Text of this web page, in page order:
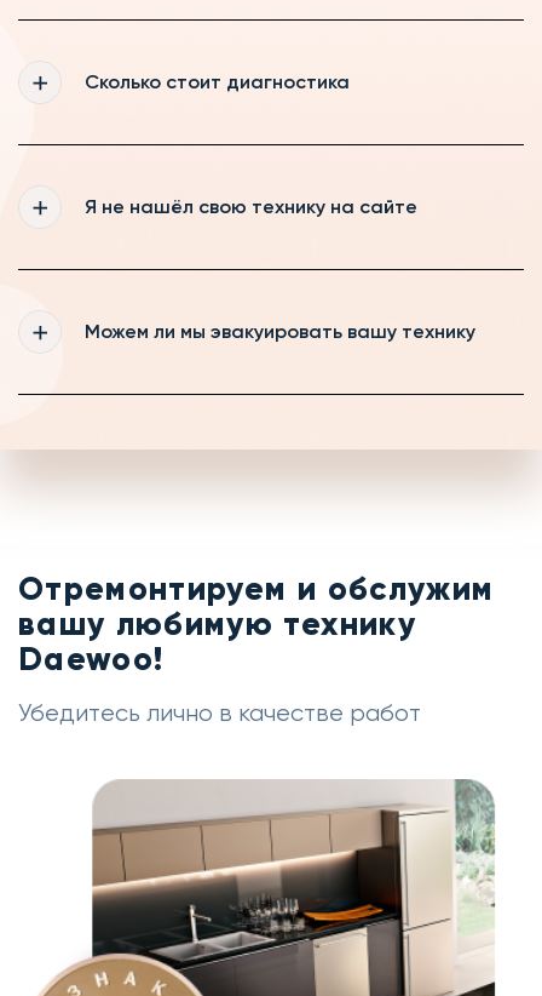
клиентам и пенсионерам
Сколько стоит диагностика
диагностика для Вас будет бесплатной,
если же вы будете забирать технику, то
Я не нашёл свою технику на сайте
удалось найти свою технику, то оставьте
с радостью Вас проконсультирует
Можем ли мы эвакуировать вашу технику
устранить неисправность на месте, то мы
Отремонтируем и обслужим
вашу любимую технику
Daewoo!
Убедитесь лично в качестве работ